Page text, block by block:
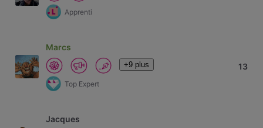
Apprenti
Marcs
+9 plus
Top Expert
13
Jacques